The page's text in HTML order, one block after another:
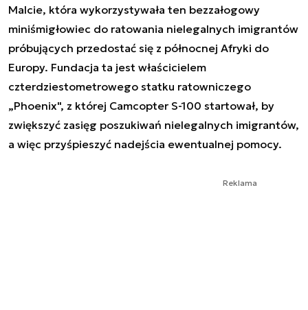
Malcie, która wykorzystywała ten bezzałogowy
miniśmigłowiec do ratowania nielegalnych imigrantów
próbujących przedostać się z północnej Afryki do
Europy. Fundacja ta jest właścicielem
czterdziestometrowego statku ratowniczego
„Phoenix", z której Camcopter S-100 startował, by
zwiększyć zasięg poszukiwań nielegalnych imigrantów,
a więc przyśpieszyć nadejścia ewentualnej pomocy.
Reklama